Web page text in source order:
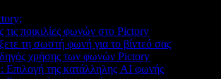
τις ποικιλίες φωνών στο Pictory
τη σωστή φωνή για το βίντεό σας
χρήσης των φωνών Pictory
Επιλογή της κατάλληλης AI φωνής